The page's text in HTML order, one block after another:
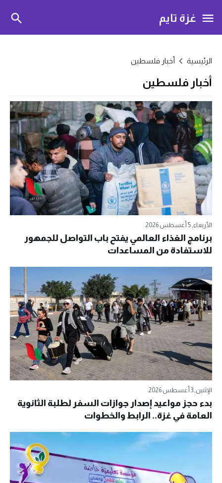
غزة تايم
الرئيسية أخبار فلسطين
أخبار فلسطين
الأربعاء, 5 أغسطس 2026
برنامج الغذاء العالمي يفتح باب التواصل للجمهور
للاستفادة من المساعدات
الإثنين, 3 أغسطس 2026
بدء حجز مواعيد إصدار جوازات السفر لطلبة الثانوية
العامة في غزة.. الرابط والخطوات